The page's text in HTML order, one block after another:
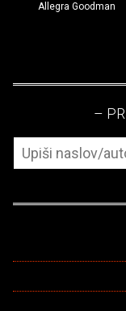
Allegra Goodman
–